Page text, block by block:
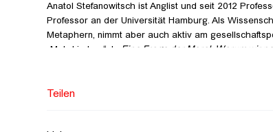
Anatol Stefanowitsch ist Anglist und seit 2012
Professor an der Universität Hamburg. Als
Metaphern, nimmt aber auch aktiv am
„Mohrkirchen“. In
Eine Frage der Moral. Warum wir
Die Vortragsreihe ist konzipiert von Friedrich von
Teilen